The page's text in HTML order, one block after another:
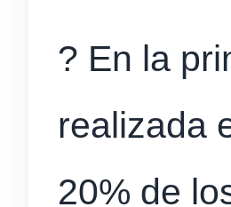
? En la
realizada
20% de